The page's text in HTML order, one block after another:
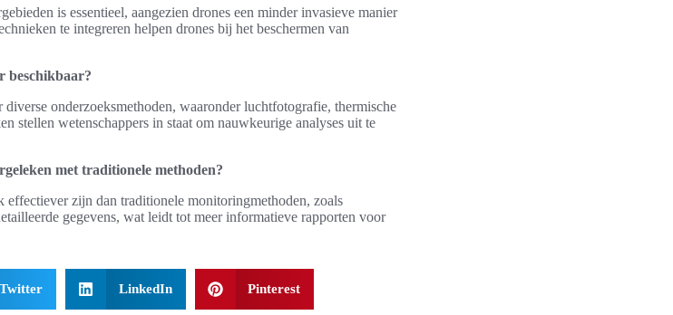
is essentieel, aangezien drones een minder invasieve manier
te integreren helpen drones bij het beschermen van
beschikbaar?
onderzoeksmethoden, waaronder luchtfotografie, thermische
stellen wetenschappers in staat om nauwkeurige analyses uit te
met traditionele methoden?
effectiever zijn dan traditionele monitoringmethoden, zoals
gegevens, wat leidt tot meer informatieve rapporten voor
Twitter LinkedIn Pinterest